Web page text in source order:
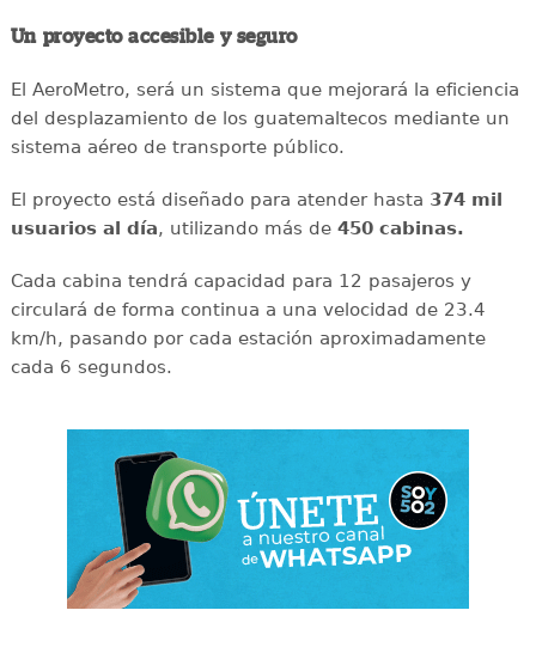
Un proyecto accesible y seguro
El AeroMetro, será un sistema que mejorará la eficiencia
del desplazamiento de los guatemaltecos mediante un
sistema aéreo de transporte público.
El proyecto está diseñado para atender hasta 374 mil
usuarios al día, utilizando más de 450 cabinas.
Cada cabina tendrá capacidad para 12 pasajeros y
circulará de forma continua a una velocidad de 23.4
km/h, pasando por cada estación aproximadamente
cada 6 segundos.